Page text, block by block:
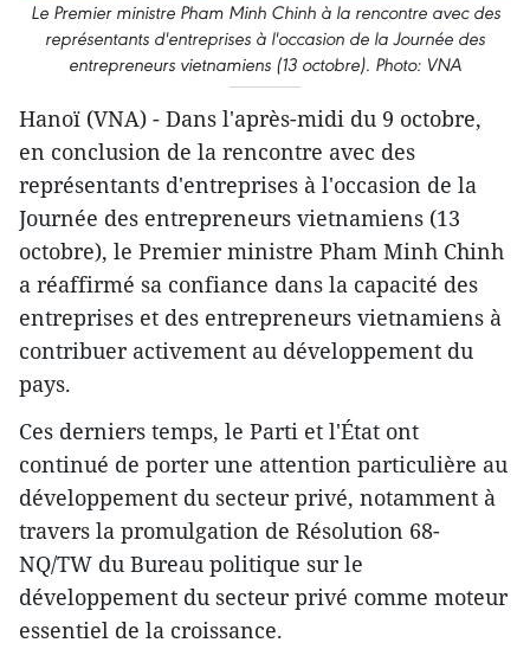
Le Premier ministre Pham Minh Chinh à la rencontre avec des
représentants d'entreprises à l'occasion de la Journée des
entrepreneurs vietnamiens (13 octobre). Photo: VNA
Hanoï (VNA) - Dans l'après-midi du 9 octobre,
en conclusion de la rencontre avec des
représentants d'entreprises à l'occasion de la
Journée des entrepreneurs vietnamiens (13
octobre), le Premier ministre Pham Minh Chinh
a réaffirmé sa confiance dans la capacité des
entreprises et des entrepreneurs vietnamiens à
contribuer activement au développement du
pays.
Ces derniers temps, le Parti et l'État ont
continué de porter une attention particulière au
développement du secteur privé, notamment à
travers la promulgation de Résolution 68-
NQ/TW du Bureau politique sur le
développement du secteur privé comme moteur
essentiel de la croissance.